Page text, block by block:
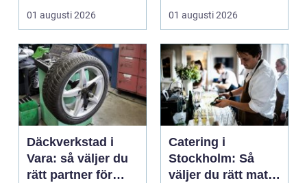
från vindkr...
01 augusti 2026 01 augusti 2026
Däckverkstad i
Vara: så väljer du
rätt partner för
Catering i
Stockholm: Så
väljer du rätt mat